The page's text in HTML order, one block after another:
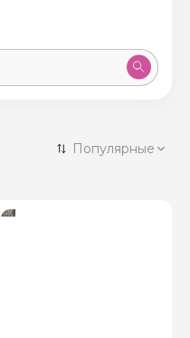
50 экскурсий
Популярные